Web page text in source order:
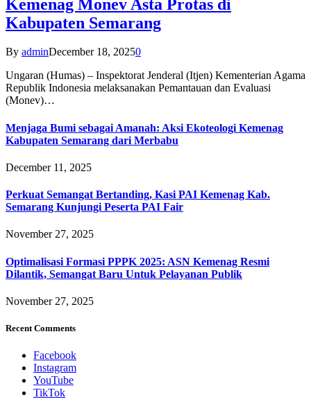
Kemenag Monev Asta Protas di
Kabupaten Semarang
By adminDecember 18, 20250
Ungaran (Humas) – Inspektorat Jenderal (Itjen) Kementerian Agama
Republik Indonesia melaksanakan Pemantauan dan Evaluasi
(Monev)…
Menjaga Bumi sebagai Amanah: Aksi Ekoteologi Kemenag
Kabupaten Semarang dari Merbabu
December 11, 2025
Perkuat Semangat Bertanding, Kasi PAI Kemenag Kab.
Semarang Kunjungi Peserta PAI Fair
November 27, 2025
Optimalisasi Formasi PPPK 2025: ASN Kemenag Resmi
Dilantik, Semangat Baru Untuk Pelayanan Publik
November 27, 2025
Recent Comments
Facebook
Instagram
YouTube
TikTok